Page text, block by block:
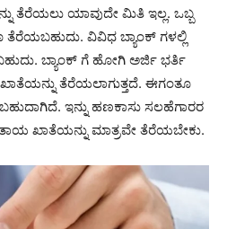
ತೆರೆಯಲು ಯಾವುದೇ ಮಿತಿ ಇಲ್ಲ. ಒಬ್ಬ
ತೆರೆಯಬಹುದು. ವಿವಿಧ ಬ್ಯಾಂಕ್ ಗಳಲ್ಲಿ
ಬ್ಯಾಂಕ್ ಗೆ ಹೋಗಿ ಅರ್ಜಿ ಭರ್ತಿ
ತೆರೆಯಲಾಗುತ್ತದೆ. ಈಗಂತೂ
ಇನ್ನು ಹಣಕಾಸು ಸಲಹೆಗಾರರ
ಖಾತೆಯನ್ನು ಮಾತ್ರವೇ ತೆರೆಯಬೇಕು.